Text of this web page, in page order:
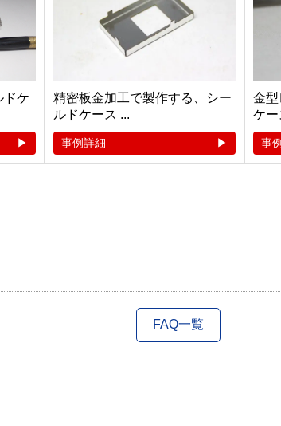
ドケ
精密板金加工で製作する、シー
ルドケース ...
事例詳細
金
ケー
事
FAQ一覧